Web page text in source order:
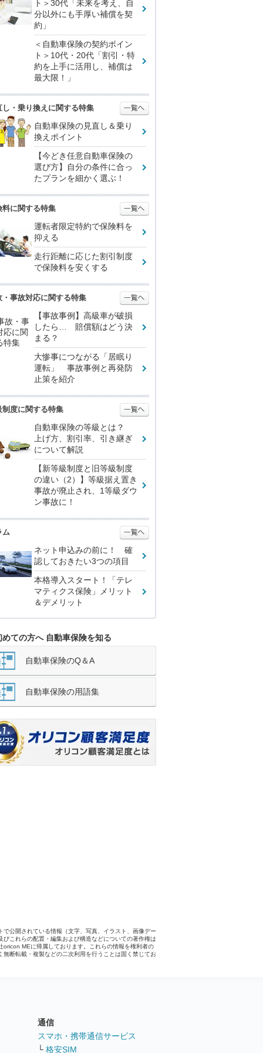
ト＞30代「未来を考え、自
分以外にも手厚い補償を契
約」
＜自動車保険の契約ポイン
ト＞10代・20代「割引・特
約を上手に活用し、補償は
最大限！」
し・乗り換えに関する特集
自動車保険の見直し＆乗り
換えポイント
【今どき任意自動車保険の
選び方】自分の条件に合っ
たプランを細かく選ぶ！
料に関する特集
運転者限定特約で保険料を
抑える
走行距離に応じた割引制度
で保険料を安くする
・事故対応に関する特集
【事故事例】高級車が破損
したら… 賠償額はどう決
まる？
大惨事につながる「居眠り
運転」 事故事例と再発防
止策を紹介
制度に関する特集
自動車保険の等級とは？
上げ方、割引率、引き継ぎ
について解説
【新等級制度と旧等級制度
の違い（2）】等級据え置き
事故が廃止され、1等級ダウ
ン事故に！
ム
ネット申込みの前に！ 確
認しておきたい3つの項目
本格導入スタート！「テレ
マティクス保険」メリット
＆デメリット
めての方へ 自動車保険を知る
自動車保険のQ＆A
自動車保険の用語集
で公開されている情報（文字、写真、イラスト、画像デー
びこれらの配置・編集および構造などについての著作権は
oricon MEに帰属しております。これらの情報を権利者の
無断転載・複製などの二次利用を行うことは固く禁じてお
通信
スマホ・携帯通信サービス
└ 格安SIM